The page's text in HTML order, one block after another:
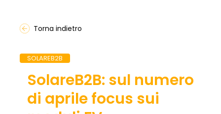
Torna indietro
SOLAREB2B
SolareB2B: sul numero
di aprile focus sui